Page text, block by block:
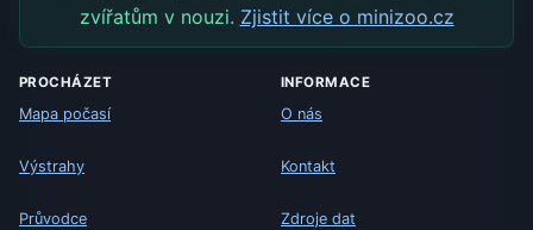
zvířatům v nouzi. Zjistit více o minizoo.cz
PROCHÁZET
Mapa počasí
Výstrahy
Průvodce
INFORMACE
O nás
Kontakt
Zdroje dat